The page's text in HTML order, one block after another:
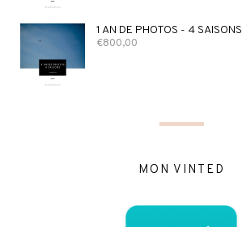
1 AN DE PHOTOS - 4 SAISONS
€800,00
MON VINTED